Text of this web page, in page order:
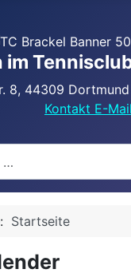
im
8, 44309 Dortmund
Kontakt E-Mail
Startseite